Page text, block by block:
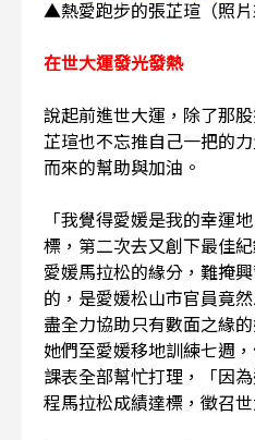
▲熱愛跑步的張芷瑄（照片
在世大運發光發熱
說起前進世大運，除了那
芷瑄也不忘推自己一把的
而來的幫助與加油。
「我覺得愛媛是我的幸運
標，第二次去又創下最佳
愛媛馬拉松的緣分，難掩
的，是愛媛松山市官員竟
盡全力協助只有數面之緣
她們至愛媛移地訓練七週
課表全部幫忙打理，「因
程馬拉松成績達標，徵召世